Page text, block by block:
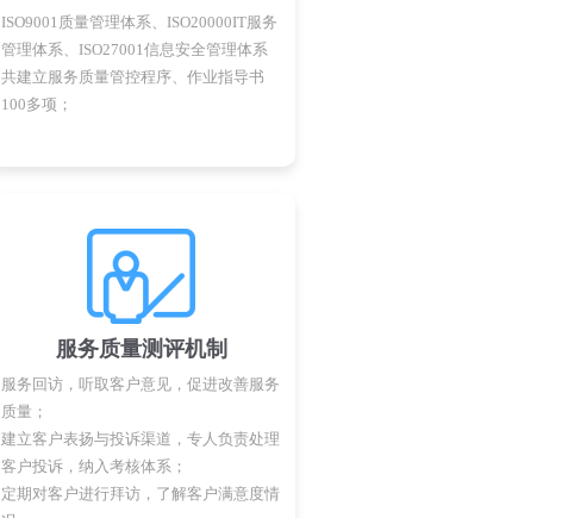
ISO9001质量管理体系、ISO20000IT服务
管理体系、ISO27001信息安全管理体系
共建立服务质量管控程序、作业指导书
100多项；
服务质量测评机制
服务回访，听取客户意见，促进改善服务
质量；
建立客户表扬与投诉渠道，专人负责处理
客户投诉，纳入考核体系；
定期对客户进行拜访，了解客户满意度情